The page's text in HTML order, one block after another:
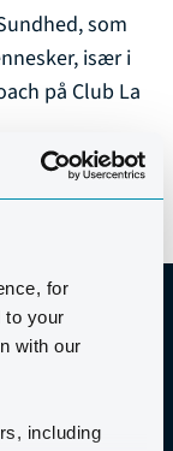
for
to your
with our
including
som
især i
på Club La